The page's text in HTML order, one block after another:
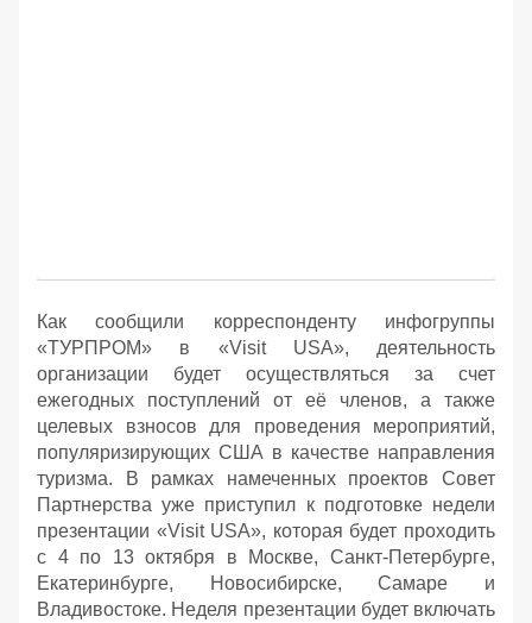
Как сообщили корреспонденту инфогруппы
«ТУРПРОМ» в «Visit USA», деятельность
организации будет осуществляться за счет
ежегодных поступлений от её членов, а также
целевых взносов для проведения мероприятий,
популяризирующих США в качестве направления
туризма. В рамках намеченных проектов Совет
Партнерства уже приступил к подготовке недели
презентации «Visit USA», которая будет проходить
с 4 по 13 октября в Москве, Санкт-Петербурге,
Екатеринбурге, Новосибирске, Самаре и
Владивостоке. Неделя презентации будет включать